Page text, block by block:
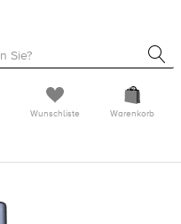
Wunschliste Warenkorb